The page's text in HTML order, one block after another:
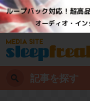
記事を探す